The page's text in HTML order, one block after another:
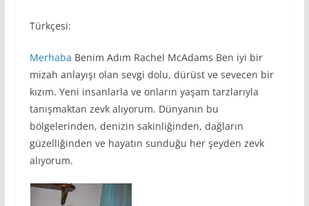
Türkçesi:
Merhaba Benim Adım Rachel McAdams Ben iyi bir
mizah anlayışı olan sevgi dolu, dürüst ve sevecen bir
kızım. Yeni insanlarla ve onların yaşam tarzlarıyla
tanışmaktan zevk alıyorum. Dünyanın bu
bölgelerinden, denizin sakinliğinden, dağların
güzelliğinden ve hayatın sunduğu her şeyden zevk
alıyorum.